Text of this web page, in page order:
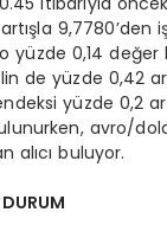
9,7780’den
yüzde 0,14 değer
de yüzde 0,42
yüzde 0,2
avro/
alıcı buluyor.